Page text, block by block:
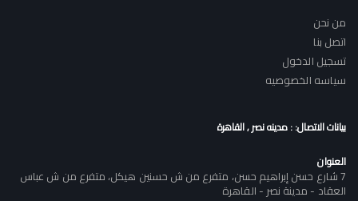
من نحن
اتصل بنا
تسجيل الدخول
سياسه الخصوصيه
بيانات الاتصال: : مدينه نصر , القاهرة
العنوان
7 شارع حسن إبراهيم حسن، متفرع من ش حسنين هيكل، متفرع من ش عباس
العقاد - مدينة نصر - القاهرة